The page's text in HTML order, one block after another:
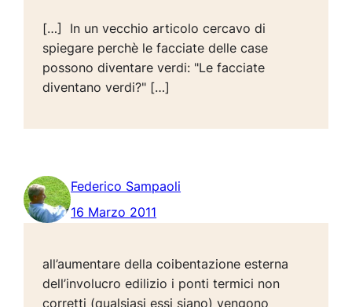
[…] In un vecchio articolo cercavo di
spiegare perchè le facciate delle case
possono diventare verdi: "Le facciate
diventano verdi?" […]
Federico Sampaoli
16 Marzo 2011
all’aumentare della coibentazione esterna
dell’involucro edilizio i ponti termici non
corretti (qualsiasi essi siano) vengono